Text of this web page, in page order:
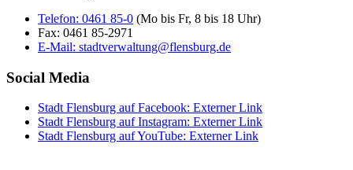
Telefon: 0461 85-0 (Mo bis Fr, 8 bis 18 Uhr)
Fax: 0461 85-2971
E-Mail: stadtverwaltung@flensburg.de
Social Media
Stadt Flensburg auf Facebook: Externer Link
Stadt Flensburg auf Instagram: Externer Link
Stadt Flensburg auf YouTube: Externer Link